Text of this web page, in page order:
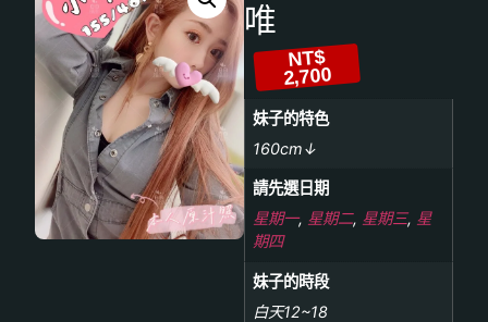
唯
NT$
2,700
妹子的特色
160cm↓
請先選日期
星期一, 星期二, 星期三, 星
期四
妹子的時段
白天12~18